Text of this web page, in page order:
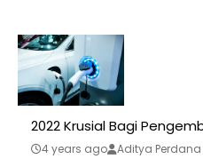
2022 Krusial Bagi
4 years ago Aditya Perdana